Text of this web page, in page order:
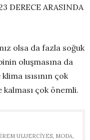
DERECE ARASINDA
olsa da fazla soğuk
oluşmasına da
ısısının çok
çok önemli.
ULUERCIYES, MODA,